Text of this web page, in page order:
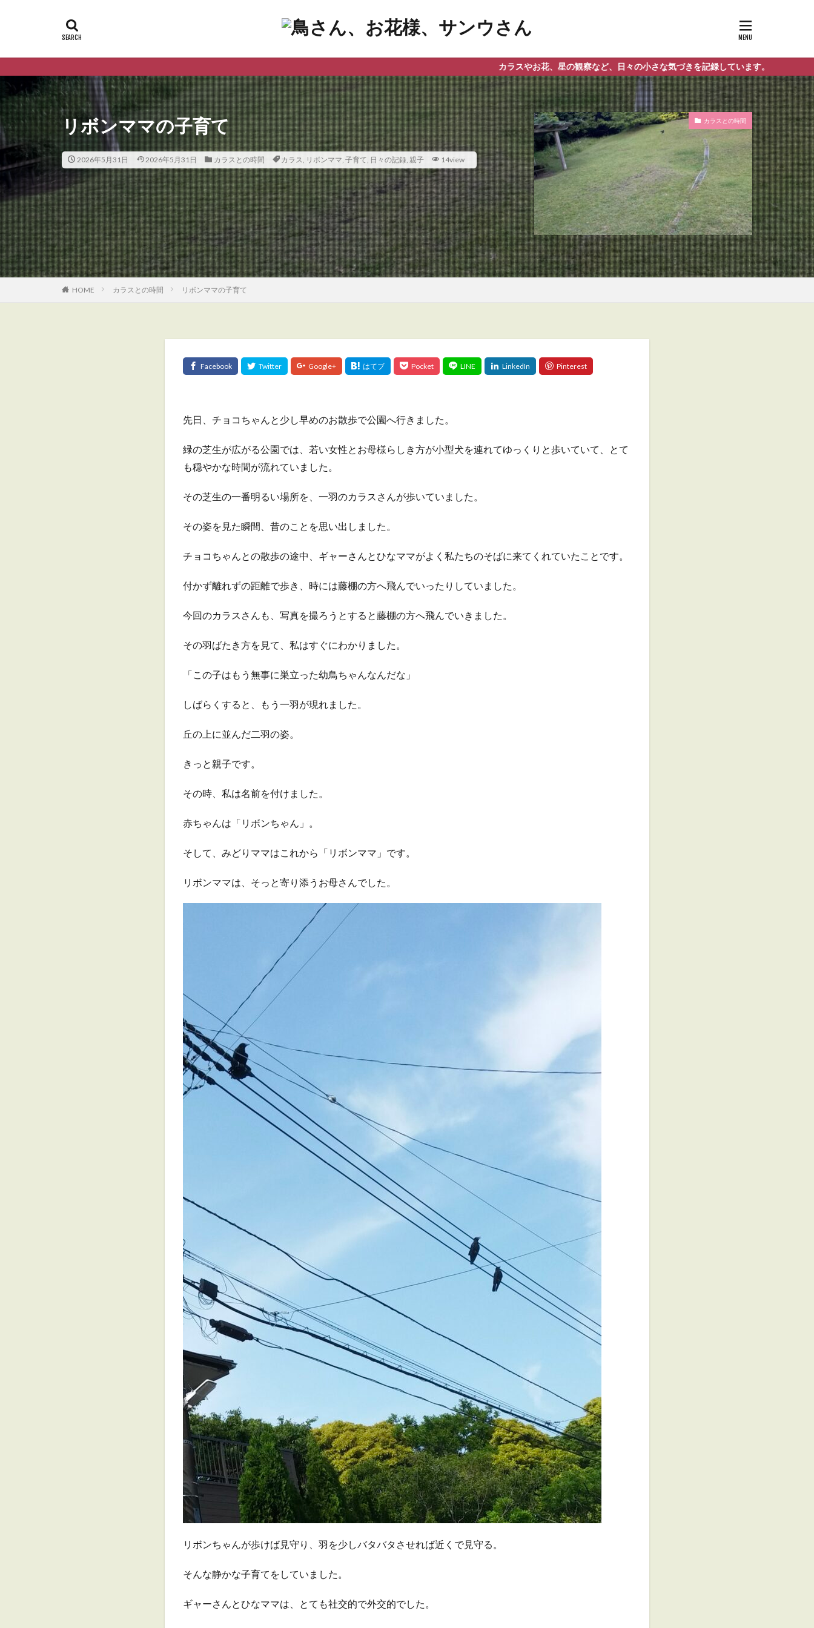
カラスやお花、星の観察など、日々の小さな気づきを記録しています。
リボンママの子育て
2026年5月31日 2026年5月31日 カラスとの時間 カラス, リボンママ, 子育て, 日々の記録, 親子 14view
カラスとの時間
HOME カラスとの時間 リボンママの子育て
先日、チョコちゃんと少し早めのお散歩で公園へ行きました。
緑の芝生が広がる公園では、若い女性とお母様らしき方が小型犬を連れてゆっくりと歩いていて、とて
も穏やかな時間が流れていました。
その芝生の一番明るい場所を、一羽のカラスさんが歩いていました。
その姿を見た瞬間、昔のことを思い出しました。
チョコちゃんとの散歩の途中、ギャーさんとひなママがよく私たちのそばに来てくれていたことです。
付かず離れずの距離で歩き、時には藤棚の方へ飛んでいったりしていました。
今回のカラスさんも、写真を撮ろうとすると藤棚の方へ飛んでいきました。
その羽ばたき方を見て、私はすぐにわかりました。
「この子はもう無事に巣立った幼鳥ちゃんなんだな」
しばらくすると、もう一羽が現れました。
丘の上に並んだ二羽の姿。
きっと親子です。
その時、私は名前を付けました。
赤ちゃんは「リボンちゃん」。
そして、みどりママはこれから「リボンママ」です。
リボンママは、そっと寄り添うお母さんでした。
リボンちゃんが歩けば見守り、羽を少しバタバタさせれば近くで見守る。
そんな静かな子育てをしていました。
ギャーさんとひなママは、とても社交的で外交的でした。